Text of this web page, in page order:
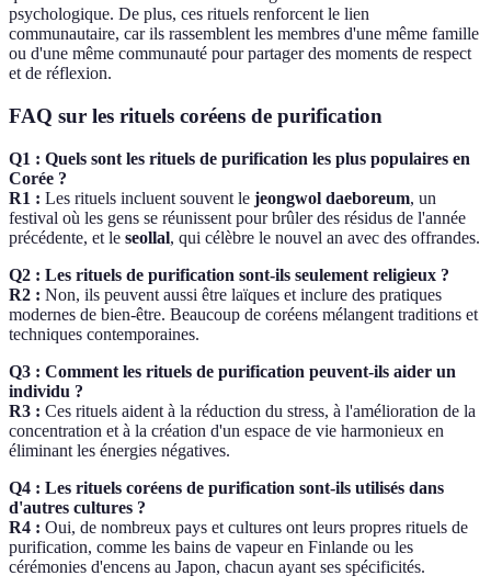
psychologique. De plus, ces rituels renforcent le lien
communautaire, car ils rassemblent les membres d'une même famille
ou d'une même communauté pour partager des moments de respect
et de réflexion.
FAQ sur les rituels coréens de purification
Q1 : Quels sont les rituels de purification les plus populaires en
Corée ?
R1 : Les rituels incluent souvent le jeongwol daeboreum, un
festival où les gens se réunissent pour brûler des résidus de l'année
précédente, et le seollal, qui célèbre le nouvel an avec des offrandes.
Q2 : Les rituels de purification sont-ils seulement religieux ?
R2 : Non, ils peuvent aussi être laïques et inclure des pratiques
modernes de bien-être. Beaucoup de coréens mélangent traditions et
techniques contemporaines.
Q3 : Comment les rituels de purification peuvent-ils aider un
individu ?
R3 : Ces rituels aident à la réduction du stress, à l'amélioration de la
concentration et à la création d'un espace de vie harmonieux en
éliminant les énergies négatives.
Q4 : Les rituels coréens de purification sont-ils utilisés dans
d'autres cultures ?
R4 : Oui, de nombreux pays et cultures ont leurs propres rituels de
purification, comme les bains de vapeur en Finlande ou les
cérémonies d'encens au Japon, chacun ayant ses spécificités.